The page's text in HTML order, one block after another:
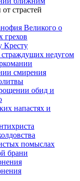
страстей
Великого о
грехов
Кресту
недугом
смирения
обид и
напастях и
помыслах
брани